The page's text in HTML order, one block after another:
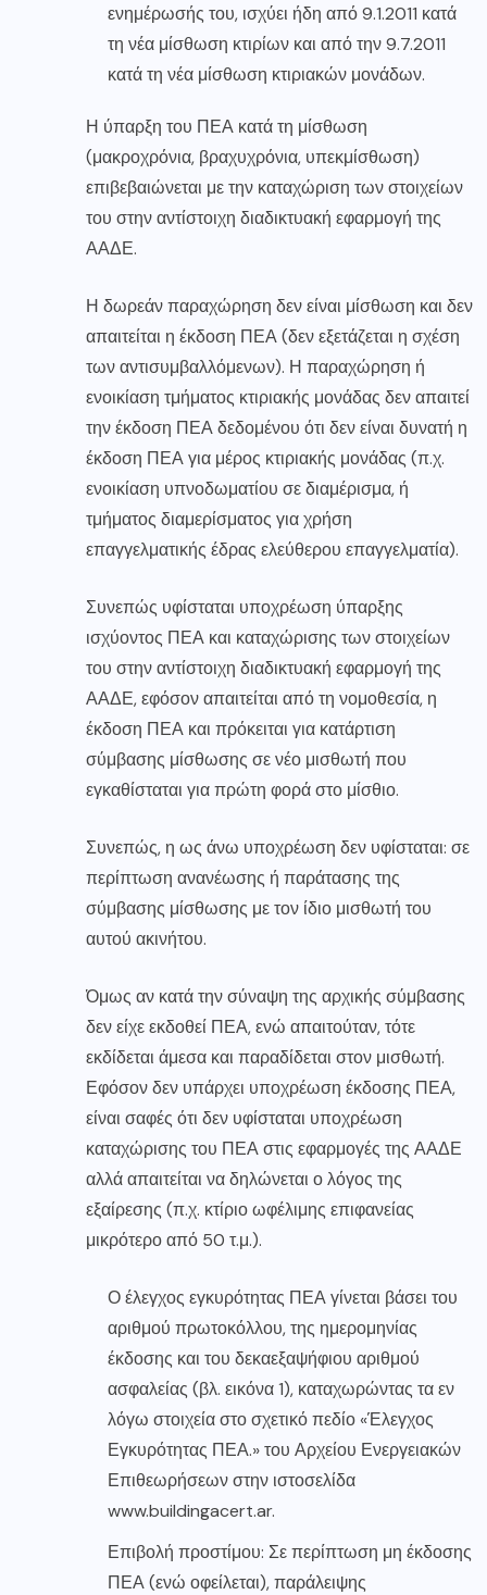
ενημέρωσής του, ισχύει ήδη από 9.1.2011 κατά
τη νέα μίσθωση κτιρίων και από την 9.7.2011
κατά τη νέα μίσθωση κτιριακών μονάδων.
Η ύπαρξη του ΠΕΑ κατά τη μίσθωση
(μακροχρόνια, βραχυχρόνια, υπεκμίσθωση)
επιβεβαιώνεται με την καταχώριση των στοιχείων
του στην αντίστοιχη διαδικτυακή εφαρμογή της
ΑΑΔΕ.
Η δωρεάν παραχώρηση δεν είναι μίσθωση και δεν
απαιτείται η έκδοση ΠΕΑ (δεν εξετάζεται η σχέση
των αντισυμβαλλόμενων). Η παραχώρηση ή
ενοικίαση τμήματος κτιριακής μονάδας δεν απαιτεί
την έκδοση ΠΕΑ δεδομένου ότι δεν είναι δυνατή η
έκδοση ΠΕΑ για μέρος κτιριακής μονάδας (π.χ.
ενοικίαση υπνοδωματίου σε διαμέρισμα, ή
τμήματος διαμερίσματος για χρήση
επαγγελματικής έδρας ελεύθερου επαγγελματία).
Συνεπώς υφίσταται υποχρέωση ύπαρξης
ισχύοντος ΠΕΑ και καταχώρισης των στοιχείων
του στην αντίστοιχη διαδικτυακή εφαρμογή της
ΑΑΔΕ, εφόσον απαιτείται από τη νομοθεσία, η
έκδοση ΠΕΑ και πρόκειται για κατάρτιση
σύμβασης μίσθωσης σε νέο μισθωτή που
εγκαθίσταται για πρώτη φορά στο μίσθιο.
Συνεπώς, η ως άνω υποχρέωση δεν υφίσταται: σε
περίπτωση ανανέωσης ή παράτασης της
σύμβασης μίσθωσης με τον ίδιο μισθωτή του
αυτού ακινήτου.
Όμως αν κατά την σύναψη της αρχικής σύμβασης
δεν είχε εκδοθεί ΠΕΑ, ενώ απαιτούταν, τότε
εκδίδεται άμεσα και παραδίδεται στον μισθωτή.
Εφόσον δεν υπάρχει υποχρέωση έκδοσης ΠΕΑ,
είναι σαφές ότι δεν υφίσταται υποχρέωση
καταχώρισης του ΠΕΑ στις εφαρμογές της ΑΑΔΕ
αλλά απαιτείται να δηλώνεται ο λόγος της
εξαίρεσης (π.χ. κτίριο ωφέλιμης επιφανείας
μικρότερο από 50 τ.μ.).
Ο έλεγχος εγκυρότητας ΠΕΑ γίνεται βάσει του
αριθμού πρωτοκόλλου, της ημερομηνίας
έκδοσης και του δεκαεξαψήφιου αριθμού
ασφαλείας (βλ. εικόνα 1), καταχωρώντας τα εν
λόγω στοιχεία στο σχετικό πεδίο «Έλεγχος
Εγκυρότητας ΠΕΑ.» του Αρχείου Ενεργειακών
Επιθεωρήσεων στην ιστοσελίδα
www.buildingacert.ar.
Επιβολή προστίμου: Σε περίπτωση μη έκδοσης
ΠΕΑ (ενώ οφείλεται), παράλειψης